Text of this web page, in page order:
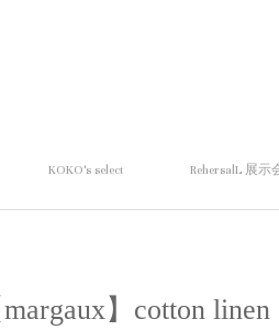
KOKO's select RehersalL 展示
margaux】cotton